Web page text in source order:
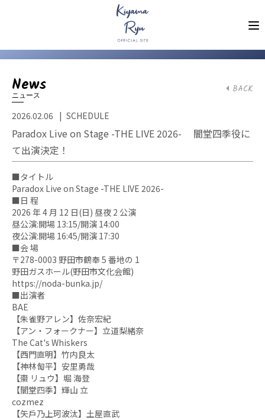
News
ニュース
BACK
2026.02.06 SCHEDULE
Paradox Live on Stage -THE LIVE 2026- 闇堂四季役に
て出演決定！
■タイトル
Paradox Live on Stage -THE LIVE 2026-
■日 程
2026 年 4 月 12 日(日) 昼夜 2 公演
昼公演:開場 13:15/開演 14:00
夜公演:開場 16:45/開演 17:30
■会 場
〒278-0003 野田市鶴奉 5 番地の 1
野田ガスホール(野田市文化会館)
https://noda-bunka.jp/
■出演者
BAE
【朱雀野アレン】佐奈宏紀
【アン・フォークナー】立道梨緒奈
The Cat's Whiskers
【⻄門直明】竹内良太
【神林匋平】安里勇哉
【棗 リュウ】堀 海登
【闇堂四季】輝山 立
cozmez
【矢戶乃上珂波汰】土屋直武